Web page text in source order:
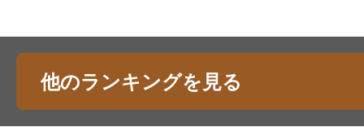
他のランキングを見る